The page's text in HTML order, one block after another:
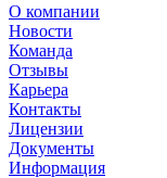
О компании
Новости
Команда
Отзывы
Карьера
Контакты
Лицензии
Документы
Информация